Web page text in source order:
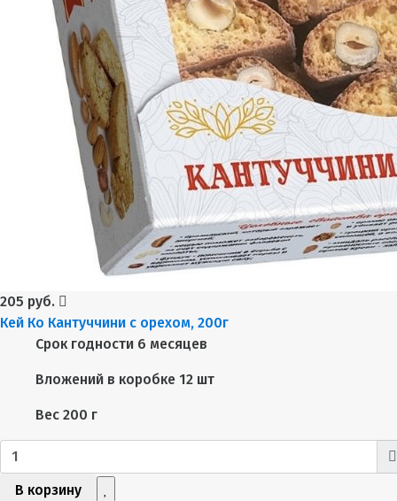
205 руб.
Кей Ко Кантуччини с орехом, 200г
Срок годности 6 месяцев
Вложений в коробке 12 шт
Вес 200 г
В корзину